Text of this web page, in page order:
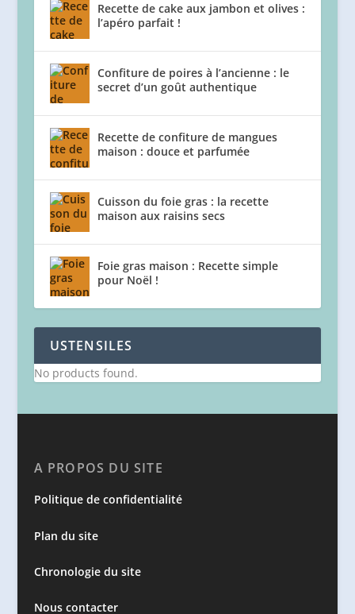
Recette de cake aux jambon et olives :
l’apéro parfait !
Confiture de poires à l’ancienne : le
secret d’un goût authentique
Recette de confiture de mangues
maison : douce et parfumée
Cuisson du foie gras : la recette
maison aux raisins secs
Foie gras maison : Recette simple
pour Noël !
USTENSILES
No products found.
A PROPOS DU SITE
Politique de confidentialité
Plan du site
Chronologie du site
Nous contacter